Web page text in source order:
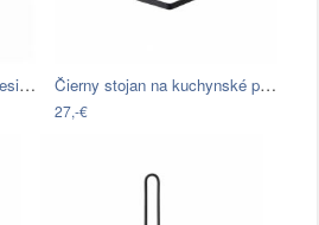
Sivý odkvapkávač riadu iDesign Austin Čierny stojan na kuchynské papierové…
27,-€